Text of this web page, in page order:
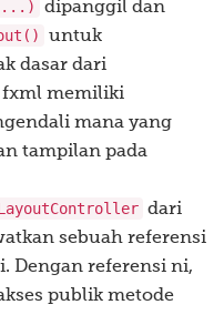
dipanggil dan
untuk
dasar dari
fxml memiliki
mana yang
tampilan pada
dari
sebuah referensi
Dengan referensi ni,
publik metode